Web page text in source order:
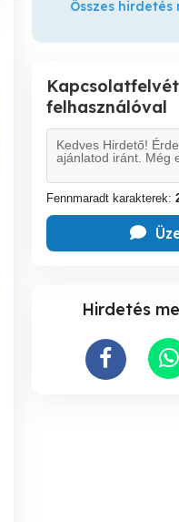
Összes
felhasználóval
Fennmaradt karakterek:
Hirdetés